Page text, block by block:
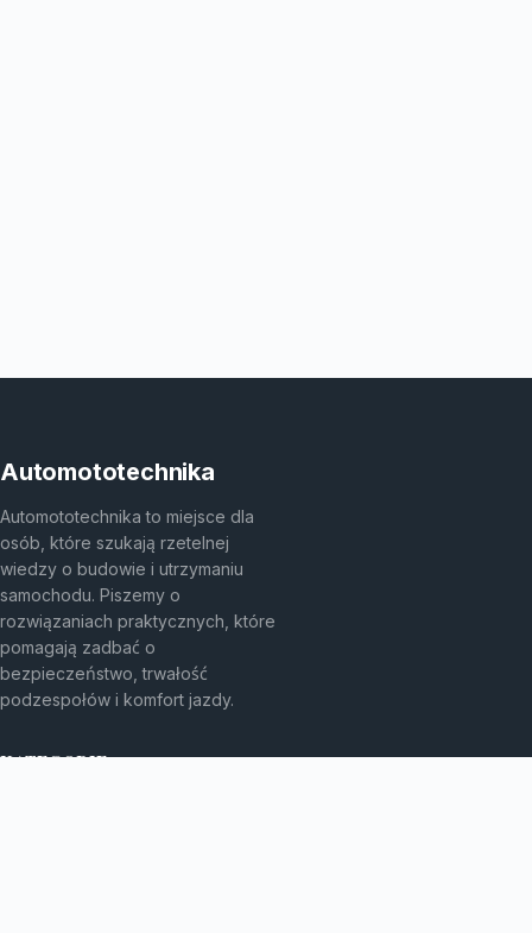
Automototechnika
Automototechnika to miejsce dla
osób, które szukają rzetelnej
wiedzy o budowie i utrzymaniu
samochodu. Piszemy o
rozwiązaniach praktycznych, które
pomagają zadbać o
bezpieczeństwo, trwałość
podzespołów i komfort jazdy.
KATEGORIE